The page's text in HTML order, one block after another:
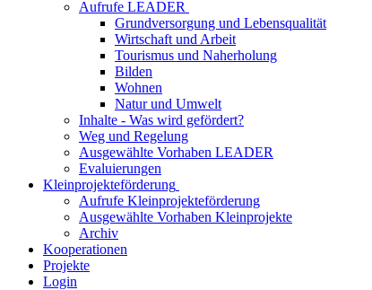
Aufrufe LEADER
Grundversorgung und Lebensqualität
Wirtschaft und Arbeit
Tourismus und Naherholung
Bilden
Wohnen
Natur und Umwelt
Inhalte - Was wird gefördert?
Weg und Regelung
Ausgewählte Vorhaben LEADER
Evaluierungen
Kleinprojekteförderung
Aufrufe Kleinprojekteförderung
Ausgewählte Vorhaben Kleinprojekte
Archiv
Kooperationen
Projekte
Login